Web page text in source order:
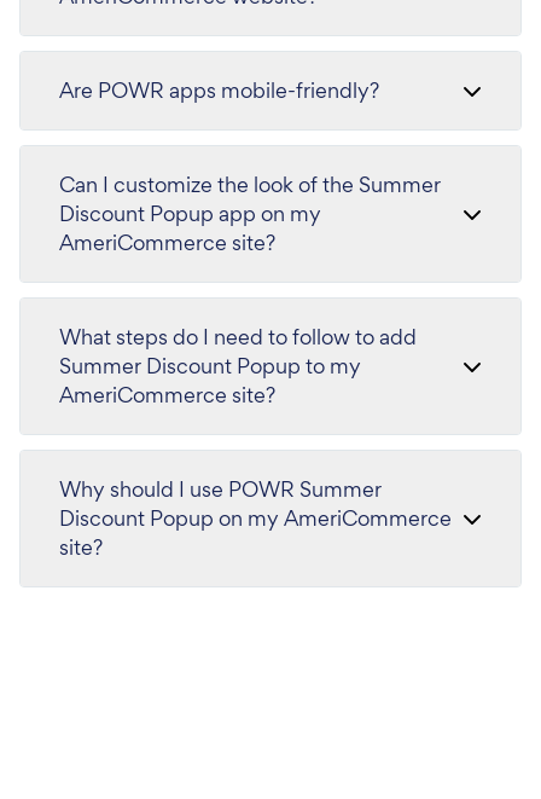
Are POWR apps mobile-friendly?
Can I customize the look of the Summer
Discount Popup app on my
AmeriCommerce site?
What steps do I need to follow to add
Summer Discount Popup to my
AmeriCommerce site?
Why should I use POWR Summer
Discount Popup on my AmeriCommerce
site?